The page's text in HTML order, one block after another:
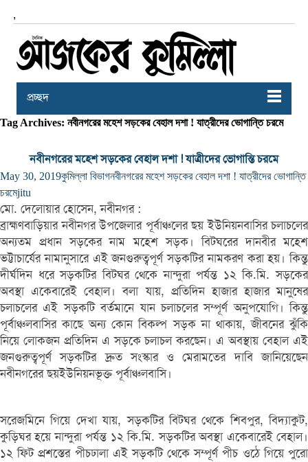
,
প্রচ্ছদ
Tag Archives: নবীনগরের মহেশ সড়কের বেহাল দশা ! যাত্রীদের ভোগান্তি চরমে
নবীনগরের মহেশ সড়কের বেহাল দশা ! যাত্রীদের ভোগান্তি চরমে
May 30, 2019কুমিল্লা বিভাগনবীনগরের মহেশ সড়কের বেহাল দশা ! যাত্রীদের ভোগান্তি
চরমেjitu
মো. দেলোয়ার হোসেন, নবীনগর :
ব্রা‏হ্মণবাড়িয়ার নবীনগর উপজেলার পূর্বাঞ্চলের ছয় ইউনিয়নবাসির চলাচলের
অন্যতম প্রধান সড়কের নাম মহেশ সড়ক। বিটঘরের দানবীর মহেশ
ভট্টাচার্যের নামানুসারে এই জনগুরুত্বপূর্ণ সড়কটির নামকরণ করা হয়। কিন্তু
দীর্ঘদিন ধরে সড়কটির বিটঘর থেকে নান্দুরা পর্যন্ত ১২ কি.মি. সড়কের
অবস্থা একেবারেই বেহাল। বলা যায়, প্রতিদিন হাজার হাজার মানুষের
চলাচলের এই সড়কটি বর্তমানে যান চলাচলের সম্পূর্ণ অনুপযোগি। কিন্তু
পূর্বাঞ্চলবাসির কাছে অন্য কোন বিকল্প সড়ক না থাকায়, জীবনের ঝুঁকি
নিয়ে লোকজন প্রতিদিন এ সড়কে চলাচল করছেন। এ অবস্থায় বেহাল এই
জনগুরুত্বপূর্ণ সড়কটির দ্রুত সংস্কার ও মেরামতের দাবি জানিয়েছেন
নবীনগরের ছয়ইউনিয়নভূক্ত পূর্বাঞ্চলবাসি।
সরেজমিনে গিয়ে দেখা যায়, সড়কটির বিটঘর থেকে শিবপুর, বিদ্যাকুট,
কুড়িঘর হয়ে নান্দুরা পর্যন্ত ১২ কি.মি. সড়কটির অবস্থা একেবারেই বেহাল।
১২ ফিট প্রশস্তের পীচঢালা এই সড়কটি থেকে সম্পূর্ণ পীচ ওঠে গিয়ে পুরো